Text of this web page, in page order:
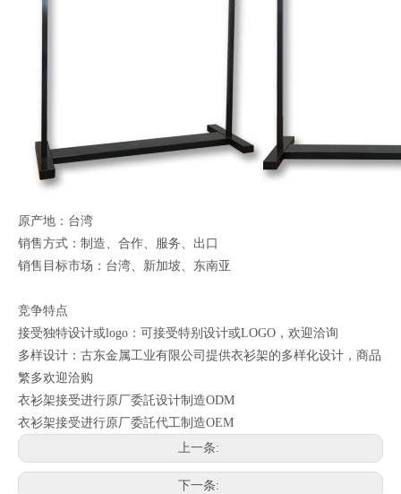
原产地：台湾
销售方式：制造、合作、服务、出口
销售目标市场：台湾、新加坡、东南亚
竞争特点
接受独特设计或logo：可接受特别设计或LOGO，欢迎洽询
多样设计：古东金属工业有限公司提供衣衫架的多样化设计，商品
繁多欢迎洽购
衣衫架接受进行原厂委託设计制造ODM
衣衫架接受进行原厂委託代工制造OEM
上一条:
下一条: